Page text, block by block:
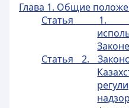
Глава 1. Общие
Статья 1.
Законе
Статья 2.